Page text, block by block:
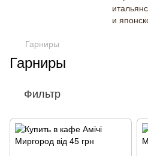
Гарниры
Гарниры
Фильтр